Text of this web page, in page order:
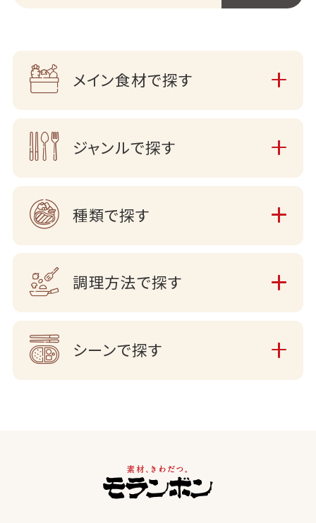
メイン食材で探す
ジャンルで探す
種類で探す
調理方法で探す
シーンで探す